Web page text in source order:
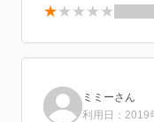
★★★★★
ミミーさん
利用日：2019